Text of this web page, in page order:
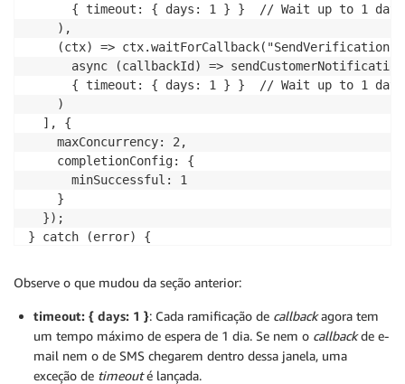
{ timeout: { days: 1 } }  // Wait up to 1 day
    ),
(ctx) =>
async (callbackId) =>
{ timeout: { days: 1 } }  // Wait up to 1 day
    )
  ], {
    maxConcurrency: 2,
    completionConfig: {
      minSuccessful: 1
    }
  });
} catch (error) {
  if (isTimeout) {
context.logger.warn("Customer verification
    // Fallback: escalate to fraud department
return await
      sendToFraudDepartment(tx, true)
    );
Observe o que mudou da seção anterior:
timeout: { days: 1 }: Cada ramificação de callbackagora tem
um tempo máximo de espera de 1 dia. Se nem o callbackde e-
mail nem o de SMS chegarem dentro dessa janela, uma
exceção de timeouté lançada.